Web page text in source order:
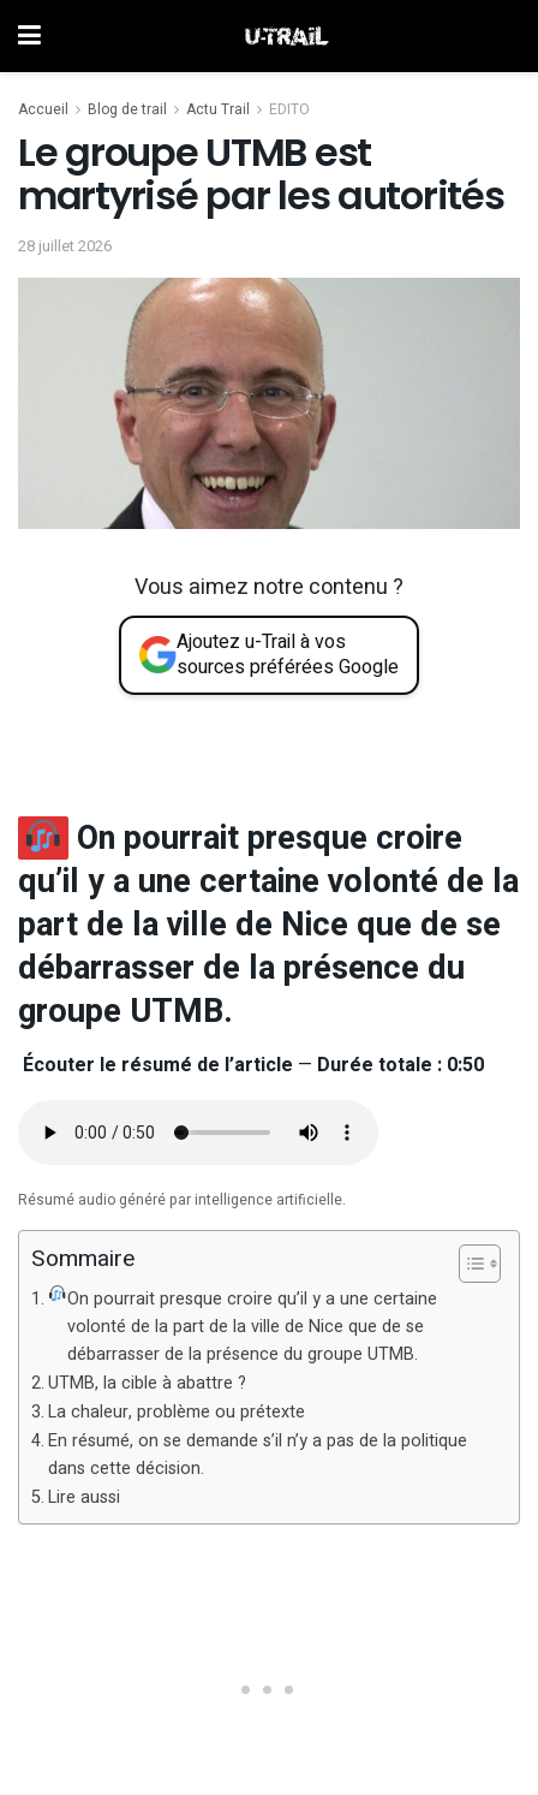
Accueil Blog de trail Actu Trail EDITO
Le groupe UTMB est
martyrisé par les autorités
28 juillet 2026
Vous aimez notre contenu ?
Ajoutez u-Trail à vos
sources préférées Google
On pourrait presque croire
qu’il y a une certaine volonté de la
part de la ville de Nice que de se
débarrasser de la présence du
groupe UTMB.
Écouter le résumé de l’article — Durée totale : 0:50
Résumé audio généré par intelligence artificielle.
Sommaire
On pourrait presque croire qu’il y a une certaine
volonté de la part de la ville de Nice que de se
débarrasser de la présence du groupe UTMB.
UTMB, la cible à abattre ?
La chaleur, problème ou prétexte
En résumé, on se demande s’il n’y a pas de la politique
dans cette décision.
Lire aussi